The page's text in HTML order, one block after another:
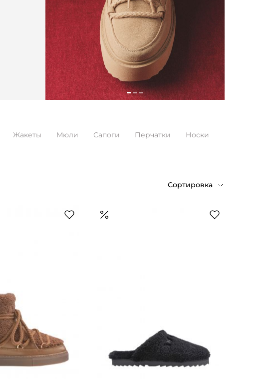
Жакеты Мюли Сапоги Перчатки
Носки
Сортировка